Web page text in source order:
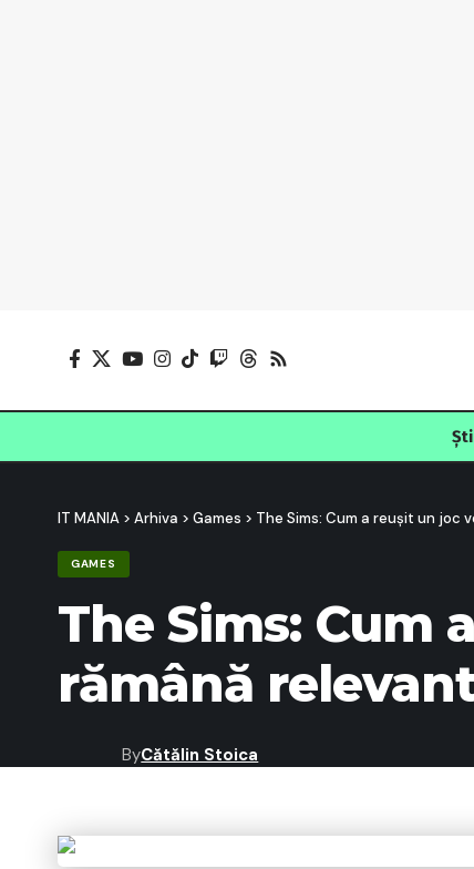
IT MANIA > Arhiva > Games > The Sims: Cum a reușit un joc
GAMES
The Sims: Cum
rămână
ByCătălin Stoica